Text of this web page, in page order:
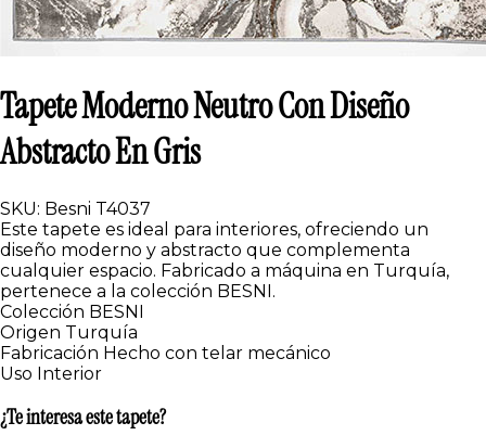
Tapete Moderno Neutro Con Diseño
Abstracto En Gris
SKU: Besni T4037
Este tapete es ideal para interiores, ofreciendo un
diseño moderno y abstracto que complementa
cualquier espacio. Fabricado a máquina en Turquía,
pertenece a la colección BESNI.
Colección BESNI
Origen Turquía
Fabricación Hecho con telar mecánico
Uso Interior
¿Te interesa este tapete?